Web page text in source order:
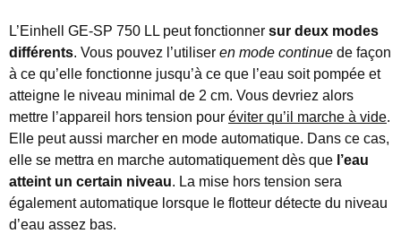
L’Einhell GE-SP 750 LL peut fonctionner sur deux modes
différents. Vous pouvez l’utiliser en mode continue de façon
à ce qu’elle fonctionne jusqu’à ce que l’eau soit pompée et
atteigne le niveau minimal de 2 cm. Vous devriez alors
mettre l’appareil hors tension pour éviter qu’il marche à vide.
Elle peut aussi marcher en mode automatique. Dans ce cas,
elle se mettra en marche automatiquement dès que l’eau
atteint un certain niveau. La mise hors tension sera
également automatique lorsque le flotteur détecte du niveau
d’eau assez bas.